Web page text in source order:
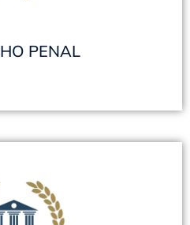
PENAL
LABORAL
C.A.B.A. - Acuerdos en el
Prov. de Bs. As. -